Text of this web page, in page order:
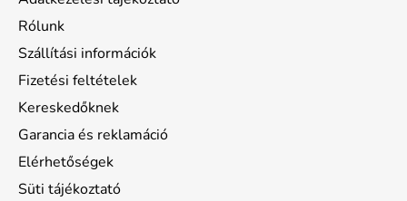
Rólunk
Szállítási információk
Fizetési feltételek
Kereskedőknek
Garancia és reklamáció
Elérhetőségek
Süti tájékoztató